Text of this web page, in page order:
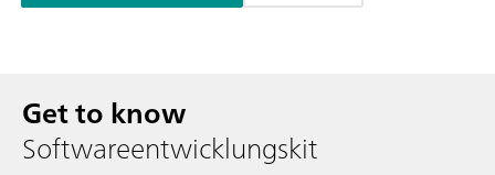
Get to know
Softwareentwicklungskit